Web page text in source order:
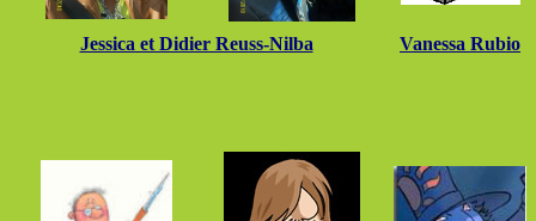
Jessica et Didier Reuss-Nilba Vanessa Rubio